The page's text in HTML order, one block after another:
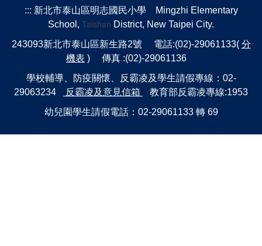
::: 新北市泰山區明志國民小學 Mingzhi Elementary
School, Taishan District, New Taipei City.
243093新北市泰山區新生路2號 電話:(02)-29061133( 分
機表 ) 傳真 :(02)-29061136
學校輔導、防疫關懷、反霸凌及學生請假專線：02-
29063234
反霸凌及意見信箱
教育部反霸凌專線:1953
幼兒園學生請假電話：02-29061133 轉 69